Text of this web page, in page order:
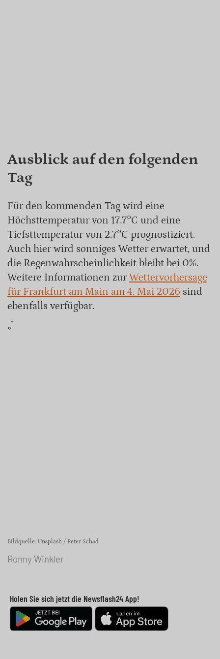
Ausblick auf den folgenden
Tag
Für den kommenden Tag wird eine
Höchsttemperatur von 17.7°C und eine
Tiefsttemperatur von 2.7°C prognostiziert.
Auch hier wird sonniges Wetter erwartet, und
die Regenwahrscheinlichkeit bleibt bei 0%.
Weitere Informationen zurWettervorhersage
für Frankfurt am Main am 4. Mai 2026 sind
ebenfalls verfügbar.
„`
Bildquelle: Unsplash / Peter Schad
Ronny Winkler
Holen Sie sich jetzt die Newsflash24 App!